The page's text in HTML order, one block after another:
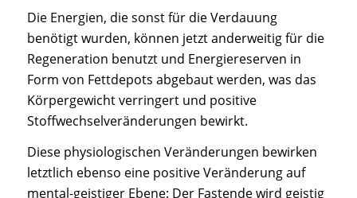
Die Energien, die sonst für die Verdauung
benötigt wurden, können jetzt anderweitig für die
Regeneration benutzt und Energiereserven in
Form von Fettdepots abgebaut werden, was das
Körpergewicht verringert und positive
Stoffwechselveränderungen bewirkt.
Diese physiologischen Veränderungen bewirken
letztlich ebenso eine positive Veränderung auf
mental-geistiger Ebene: Der Fastende wird geistig